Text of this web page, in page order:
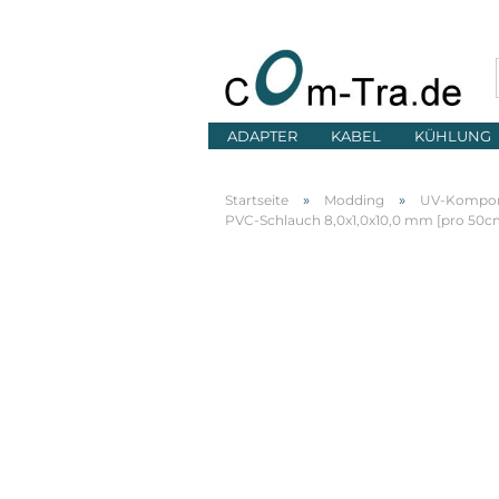
ADAPTER KABEL KÜHLUNG
Startseite » Modding » UV-
PVC-Schlauch 8,0x1,0x10,0 mm [pro